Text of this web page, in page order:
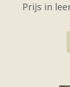
Prijs in